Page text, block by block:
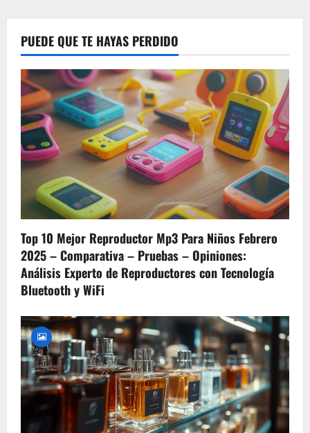
s
t
n
a
v
g
a
t
i
o
n
PUEDE QUE TE HAYAS PERDIDO
Top 10 Mejor Reproductor Mp3 Para Niños Febrero
2025 – Comparativa – Pruebas – Opiniones:
Análisis Experto de Reproductores con Tecnología
Bluetooth y WiFi